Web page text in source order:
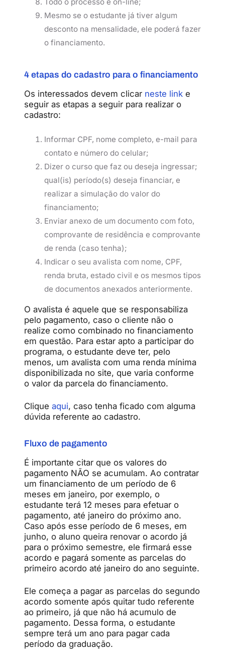
Todo o processo é on-line;
Mesmo se o estudante já tiver algum
desconto na mensalidade, ele poderá fazer
o financiamento.
4 etapas do cadastro para o financiamento
Os interessados devem clicar neste link e
seguir as etapas a seguir para realizar o
cadastro:
Informar CPF, nome completo, e-mail para
contato e número do celular;
Dizer o curso que faz ou deseja ingressar;
qual(is) período(s) deseja financiar, e
realizar a simulação do valor do
financiamento;
Enviar anexo de um documento com foto,
comprovante de residência e comprovante
de renda (caso tenha);
Indicar o seu avalista com nome, CPF,
renda bruta, estado civil e os mesmos tipos
de documentos anexados anteriormente.
O avalista é aquele que se responsabiliza
pelo pagamento, caso o cliente não o
realize como combinado no financiamento
em questão. Para estar apto a participar do
programa, o estudante deve ter, pelo
menos, um avalista com uma renda mínima
disponibilizada no site, que varia conforme
o valor da parcela do financiamento.
Clique aqui, caso tenha ficado com alguma
dúvida referente ao cadastro.
Fluxo de pagamento
É importante citar que os valores do
pagamento NÃO se acumulam. Ao contratar
um financiamento de um período de 6
meses em janeiro, por exemplo, o
estudante terá 12 meses para efetuar o
pagamento, até janeiro do próximo ano.
Caso após esse período de 6 meses, em
junho, o aluno queira renovar o acordo já
para o próximo semestre, ele firmará esse
acordo e pagará somente as parcelas do
primeiro acordo até janeiro do ano seguinte.
Ele começa a pagar as parcelas do segundo
acordo somente após quitar tudo referente
ao primeiro, já que não há acumulo de
pagamento. Dessa forma, o estudante
sempre terá um ano para pagar cada
período da graduação.